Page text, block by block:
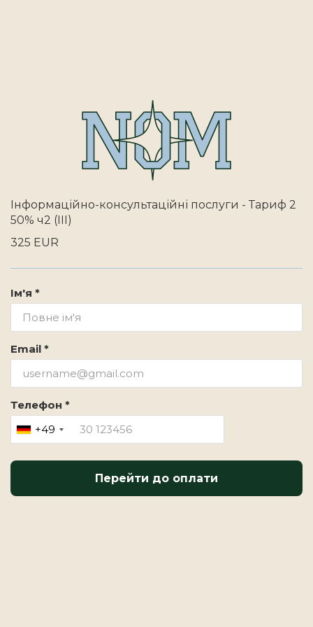
Інформаційно-консультаційні послуги - Тариф 2
50% ч2 (III)
325 EUR
Ім'я *
Email *
Телефон *
+49
Перейти до оплати